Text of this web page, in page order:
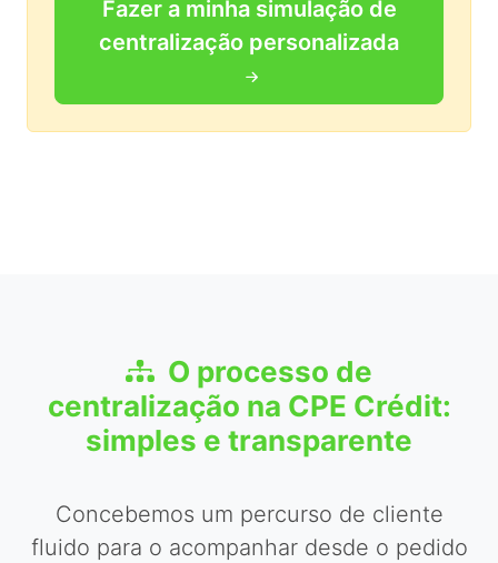
Fazer a minha simulação de
centralização personalizada
O processo de
centralização na CPE Crédit:
simples e transparente
Concebemos um percurso de cliente
fluido para o acompanhar desde o pedido